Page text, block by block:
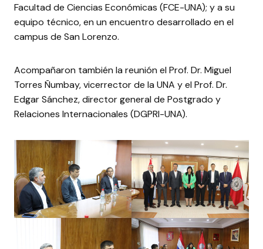
Facultad de Ciencias Económicas (FCE-UNA); y a su
equipo técnico, en un encuentro desarrollado en el
campus de San Lorenzo.
Acompañaron también la reunión el Prof. Dr. Miguel
Torres Ñumbay, vicerrector de la UNA y el Prof. Dr.
Edgar Sánchez, director general de Postgrado y
Relaciones Internacionales (DGPRI-UNA).